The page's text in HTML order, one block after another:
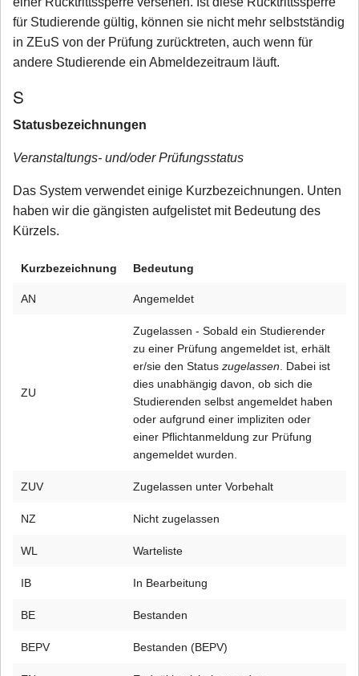
für Studierende gültig, können sie nicht mehr selbstständig
in ZEuS von der Prüfung zurücktreten, auch wenn für
andere Studierende ein Abmeldezeitraum läuft.
S
Statusbezeichnungen
Veranstaltungs- und/oder Prüfungsstatus
Das System verwendet einige Kurzbezeichnungen. Unten
haben wir die gängisten aufgelistet mit Bedeutung des
Kürzels.
Kurzbezeichnung Bedeutung
AN Angemeldet
ZU
Zugelassen - Sobald ein Studierender
zu einer Prüfung angemeldet ist, erhält
er/sie den Status zugelassen. Dabei ist
dies unabhängig davon, ob sich die
Studierenden selbst angemeldet haben
oder aufgrund einer impliziten oder
einer Pflichtanmeldung zur Prüfung
angemeldet wurden.
ZUV Zugelassen unter Vorbehalt
NZ Nicht zugelassen
WL Warteliste
IB In Bearbeitung
BE Bestanden
BEPV Bestanden (BEPV)